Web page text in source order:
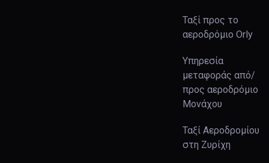
Ταξί προς το
αεροδρόμιο Orly
Υπηρεσία
μεταφοράς από/
προς αεροδρόμιο
Μονάχου
Ταξί Αεροδρομίου
στη Ζυρίχη